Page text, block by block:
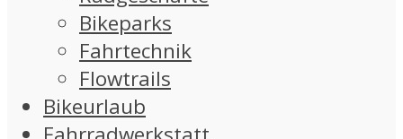
Bikeparks
Fahrtechnik
Flowtrails
Bikeurlaub